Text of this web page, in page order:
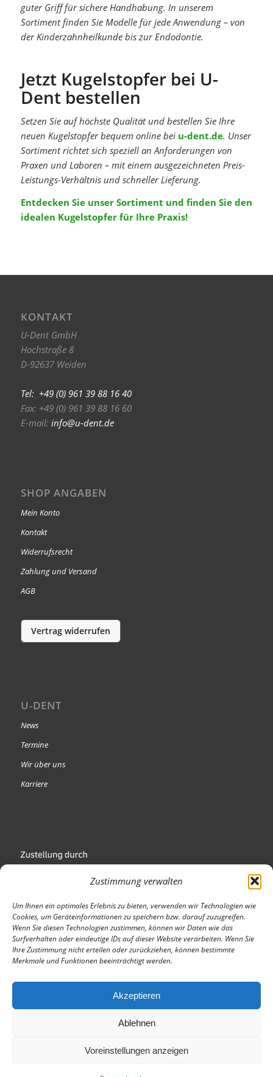
Zustimmung verwalten
Um Ihnen ein optimales Erlebnis zu bieten, verwenden wir Technologien wie
Cookies, um Geräteinformationen zu speichern bzw. darauf zuzugreifen.
Wenn Sie diesen Technologien zustimmen, können wir Daten wie das
Surfverhalten oder eindeutige IDs auf dieser Website verarbeiten. Wenn Sie
Ihre Zustimmung nicht erteilen oder zurückziehen, können bestimmte
Merkmale und Funktionen beeinträchtigt werden.
Akzeptieren
Ablehnen
Voreinstellungen anzeigen
guter Griff für sichere Handhabung. In unserem
Sortiment finden Sie Modelle für jede Anwendung – von
der Kinderzahnheilkunde bis zur Endodontie.
Jetzt Kugelstopfer bei U-
Dent bestellen
Setzen Sie auf höchste Qualität und bestellen Sie Ihre
neuen Kugelstopfer bequem online bei u-dent.de. Unser
Sortiment richtet sich speziell an Anforderungen von
Praxen und Laboren – mit einem ausgezeichneten Preis-
Leistungs-Verhältnis und schneller Lieferung.
Entdecken Sie unser Sortiment und finden Sie den
idealen Kugelstopfer für Ihre Praxis!
KONTAKT
U-Dent GmbH
Hochstraße 8
D-92637 Weiden
Tel: +49 (0) 961 39 88 16 40
Fax: +49 (0) 961 39 88 16 60
E-mail: info@u-dent.de
SHOP ANGABEN
Mein Konto
Kontakt
Widerrufsrecht
Zahlung und Versand
AGB
Vertrag widerrufen
U-DENT
News
Termine
Wir über uns
Karriere
Wir sind Mitglied